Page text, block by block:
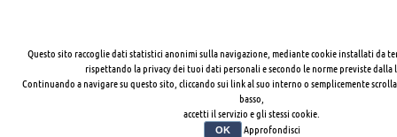
Questo sito raccoglie dati statistici anonimi sulla navigazione, mediante cookie installati da
rispettando la privacy dei tuoi dati personali e secondo le norme previste dalla
Continuando a navigare su questo sito, cliccando sui link al suo interno o semplicemente
basso,
accetti il servizio e gli stessi cookie.
OK Approfondisci